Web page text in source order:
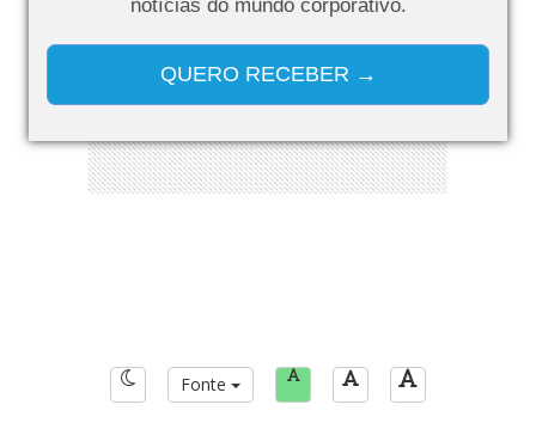
notícias do mundo corporativo.
QUERO RECEBER →
Fonte